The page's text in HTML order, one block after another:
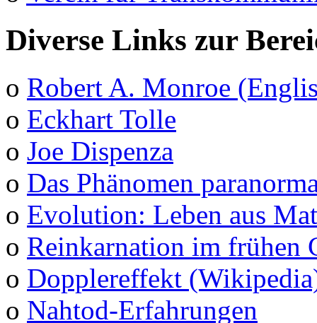
Diverse Links zur
o Robert A. Monroe
o Eckhart Tolle
o Joe Dispenza
o Das Phänomen
o Evolution: Leben aus
o Reinkarnation im frühen
o Dopplereffekt
o Nahtod-Erfahrungen